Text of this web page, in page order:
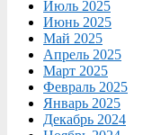
Июль 2025
Июнь 2025
Май 2025
Апрель 2025
Март 2025
Февраль 2025
Январь 2025
Декабрь 2024